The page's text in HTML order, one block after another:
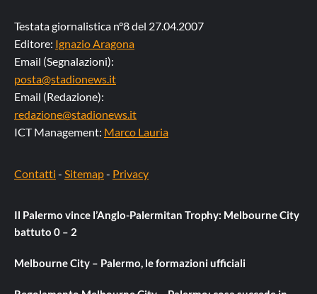
Testata giornalistica n°8 del 27.04.2007
Editore: Ignazio Aragona
Email (Segnalazioni):
posta@stadionews.it
Email (Redazione):
redazione@stadionews.it
ICT Management: Marco Lauria
Contatti - Sitemap- Privacy
Il Palermo vince l’Anglo-Palermitan Trophy: Melbourne City
battuto 0 – 2
Melbourne City – Palermo, le formazioni ufficiali